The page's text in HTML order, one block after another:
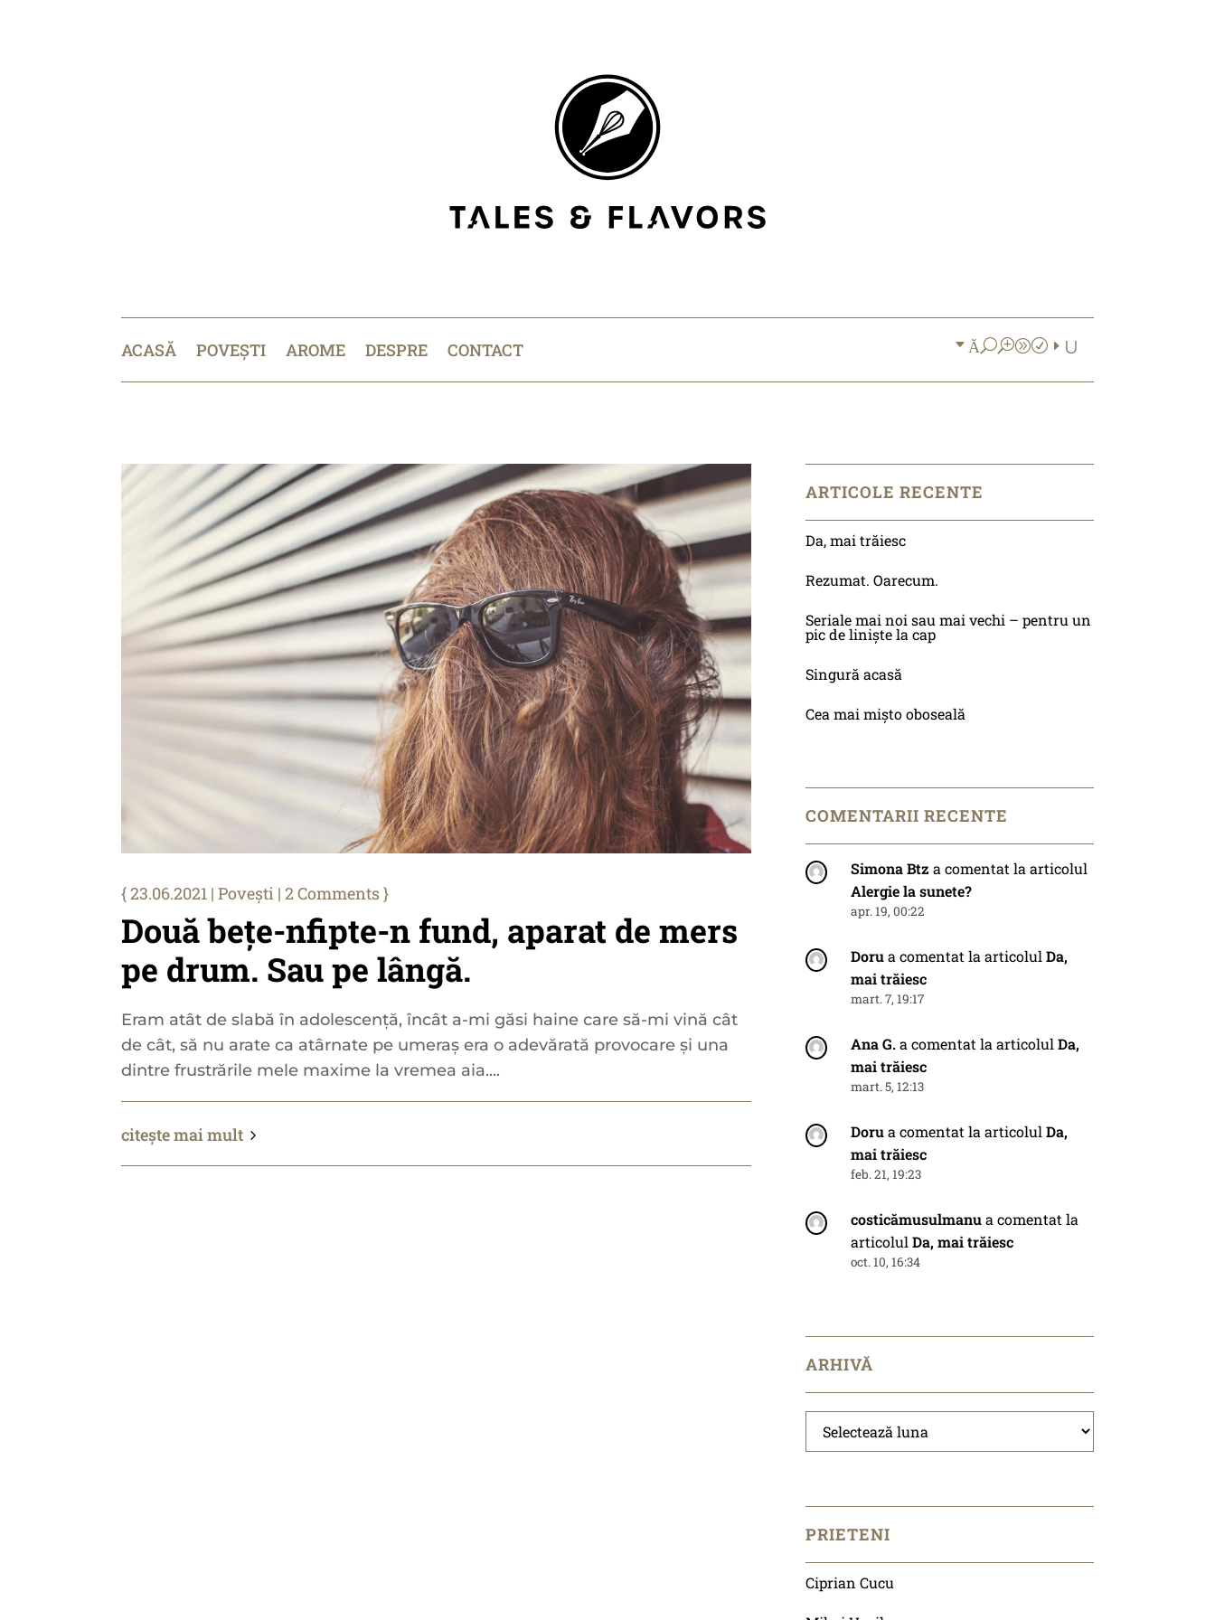
ACASĂ POVEȘTI AROME DESPRE CONTACT
Două bețe-nfipte-n fund, aparat de mers
pe drum. Sau pe lângă.
23.06.2021 |Povești | 2 Comments
Eram atât de slabă în adolescență, încât a-mi găsi haine care să-mi vină cât
de cât, să nu arate ca atârnate pe umeraș era o adevărată provocare și una
dintre frustrările mele maxime la vremea aia....
citește mai mult
ARTICOLE RECENTE
Da, mai trăiesc
Rezumat. Oarecum.
Seriale mai noi sau mai vechi – pentru un
pic de liniște la cap
Singură acasă
Cea mai mișto oboseală
COMENTARII RECENTE
Simona Btz a comentat la articolul
Alergie la sunete?
apr. 19, 00:22
Dorua comentat la articolulDa,
mai trăiesc
mart. 7, 19:17
Ana G.a comentat la articolulDa,
mai trăiesc
mart. 5, 12:13
Dorua comentat la articolulDa,
mai trăiesc
feb. 21, 19:23
costicămusulmanua comentat la
articolulDa, mai trăiesc
oct. 10, 16:34
ARHIVĂ
Arhivă
PRIETENI
Ciprian Cucu